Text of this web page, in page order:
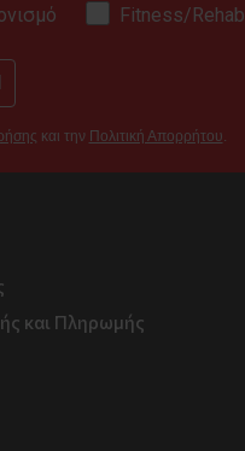
Fitness/Rehab
και την Πολιτική Απορρήτου.
και Πληρωμής